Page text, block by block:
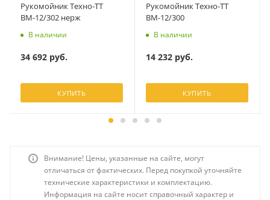
Рукомойник Техно-ТТ
ВМ-12/302 нерж
В наличии
34 692руб.
КУПИТЬ
Рукомойник Техно-ТТ
ВМ-12/300
В наличии
14 232руб.
КУПИТЬ
Внимание! Цены, указанные на сайте, могут
отличаться от фактических. Перед покупкой уточняйте
технические характеристики и комплектацию.
Информация на сайте носит справочный характер и